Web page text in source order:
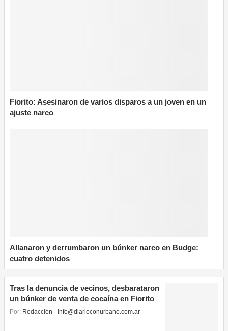
Fiorito: Asesinaron de varios disparos a un joven en un
ajuste narco
Allanaron y derrumbaron un búnker narco en Budge:
cuatro detenidos
Tras la denuncia de vecinos, desbarataron
un búnker de venta de cocaína en Fiorito
Por: Redacción - info@diarioconurbano.com.ar